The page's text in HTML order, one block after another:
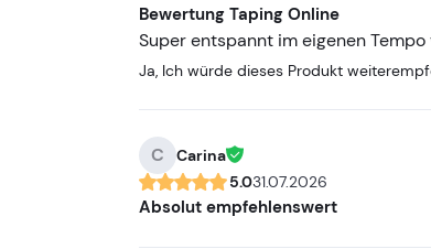
Bewertung Taping Online
Super entspannt im eigenen
Ja, Ich würde dieses Produkt
C
Carina
5.031.07.2026
Absolut empfehlenswert